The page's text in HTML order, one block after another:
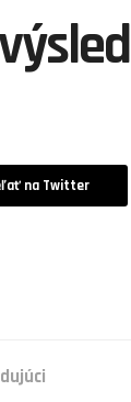
na Twitter